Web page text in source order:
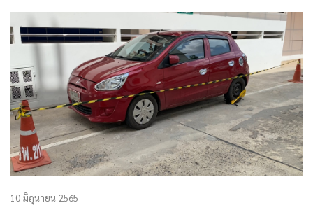
10 มิถุนายน 2565